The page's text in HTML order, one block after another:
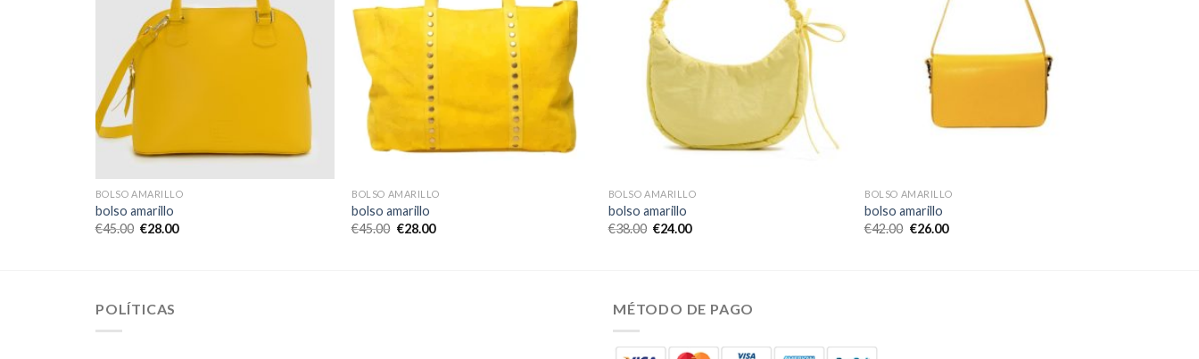
BOLSO AMARILLO
bolso amarillo
€45.00 €28.00
BOLSO AMARILLO
bolso amarillo
€45.00 €28.00
BOLSO AMARILLO
bolso amarillo
€38.00 €24.00
BOLSO AMARILLO
bolso amarillo
€42.00 €26.00
POLÍTICAS MÉTODO DE PAGO